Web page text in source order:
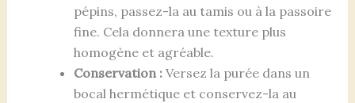
pépins, passez-la au tamis ou à la passoire
fine. Cela donnera une texture plus
homogène et agréable.
Conservation :Versez la purée dans un
bocal hermétique et conservez-la au